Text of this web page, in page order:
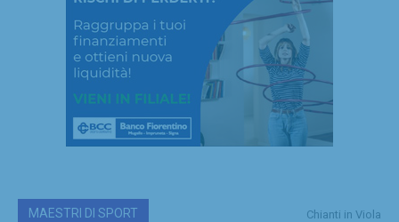
MAESTRI DI SPORT Chianti in Viola